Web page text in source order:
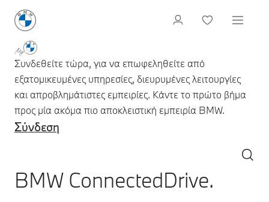
Συνδεθείτε τώρα, για να επωφεληθείτε από
εξατομικευμένες υπηρεσίες, διευρυμένες λειτουργίες
και απροβλημάτιστες εμπειρίες. Κάντε το πρώτο βήμα
προς μία ακόμα πιο αποκλειστική εμπειρία BMW.
Σύνδεση
BMW ConnectedDrive.